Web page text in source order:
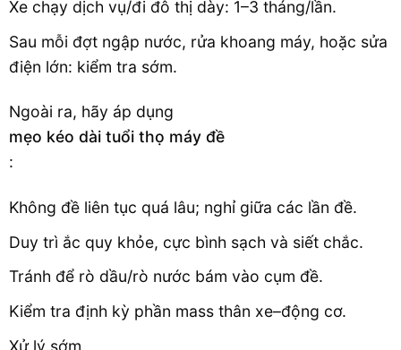
Xe chạy dịch vụ/đi đô thị dày: 1–3 tháng/lần.
Sau mỗi đợt ngập nước, rửa khoang máy, hoặc sửa
điện lớn: kiểm tra sớm.
Ngoài ra, hãy áp dụng
mẹo kéo dài tuổi thọ máy đề
:
Không đề liên tục quá lâu; nghỉ giữa các lần đề.
Duy trì ắc quy khỏe, cực bình sạch và siết chắc.
Tránh để rò dầu/rò nước bám vào cụm đề.
Kiểm tra định kỳ phần mass thân xe–động cơ.
Xử lý sớm